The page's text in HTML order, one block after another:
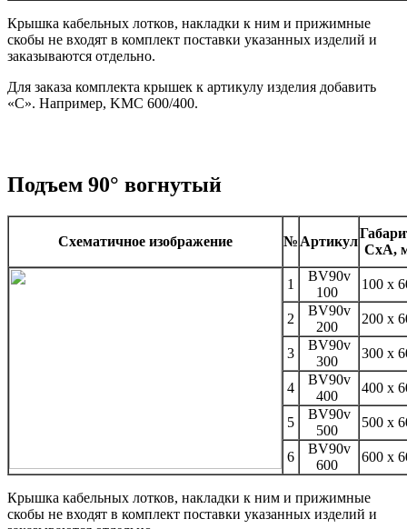
Крышка кабельных лотков, накладки к ним и прижимные
скобы не входят в комплект поставки указанных изделий и
заказываются отдельно.
Для заказа комплекта крышек к артикулу изделия добавить
«С». Например, KMC 600/400.
Подъем 90° вогнутый
Схематичное изображение № Артикул
CxA,
1
BV90v
100
100 x
2
BV90v
200
200 x
3
BV90v
300
300 x
4
BV90v
400
400 x
5
BV90v
500
500 x
6
BV90v
600
600 x
Крышка кабельных лотков, накладки к ним и прижимные
скобы не входят в комплект поставки указанных изделий и